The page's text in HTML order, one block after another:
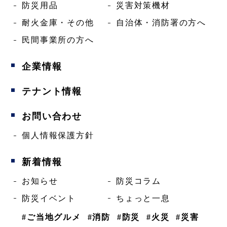
防災用品
災害対策機材
耐火金庫・その他
自治体・消防署の方へ
民間事業所の方へ
企業情報
テナント情報
お問い合わせ
個人情報保護方針
新着情報
お知らせ
防災コラム
防災イベント
ちょっと一息
#ご当地グルメ #消防 #防災 #火災
#災害